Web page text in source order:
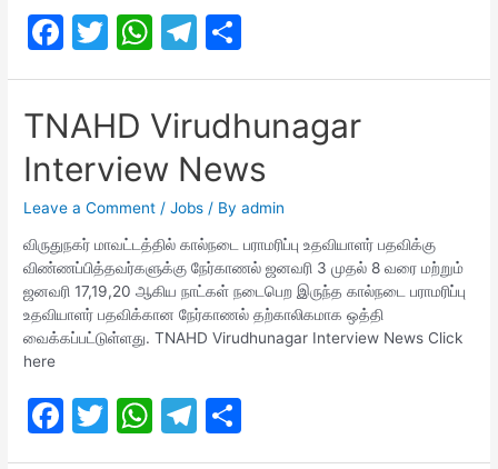
F
a
c
e
b
o
o
k
T
w
itt
er
W
h
at
s
A
p
p
T
el
gr
a
m
h
e
TNAHD Virudhunagar
Interview News
Leave a Comment /Jobs / Byadmin
விருதுநகர் மாவட்டத்தில் கால்நடை பராமரிப்பு உதவியாளர் பதவிக்கு
விண்ணப்பித்தவர்களுக்கு நேர்காணல் ஜனவரி 3 முதல் 8 வரை மற்றும்
ஜனவரி 17,19,20 ஆகிய நாட்கள் நடைபெற இருந்த கால்நடை பராமரிப்பு
உதவியாளர் பதவிக்கான நேர்காணல் தற்காலிகமாக ஒத்தி
வைக்கப்பட்டுள்ளது. TNAHD Virudhunagar Interview News Click
here
F
a
T
w
W
h
T
el h